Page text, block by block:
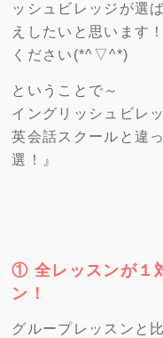
ッシュビレッジが選
えしたいと思います
ください(*^▽^*)
ということで～
イングリッシュビレ
英会話スクールと違
選！』
① 全レッスンが１
ン！
グループレッスンと